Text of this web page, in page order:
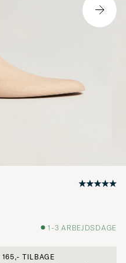
1-3 ARBEJDSDAGE
165,- TILBAGE